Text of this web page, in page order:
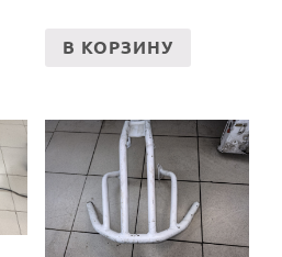
В КОРЗИНУ